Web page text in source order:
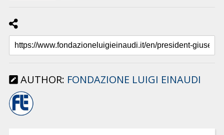
AUTHOR: FONDAZIONE LUIGI EINAUDI